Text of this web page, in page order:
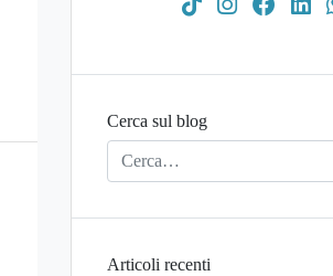
Cerca sul blog
Articoli recenti